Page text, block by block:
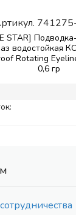
STAR]
водостойкая
Rotating
0,6 гр